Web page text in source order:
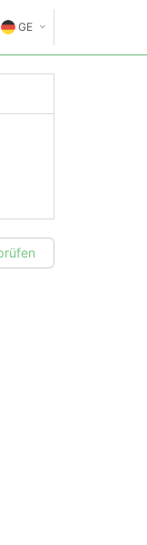
GE
EN
IT